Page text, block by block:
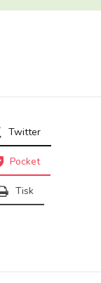
Twitter
Pocket
Tisk